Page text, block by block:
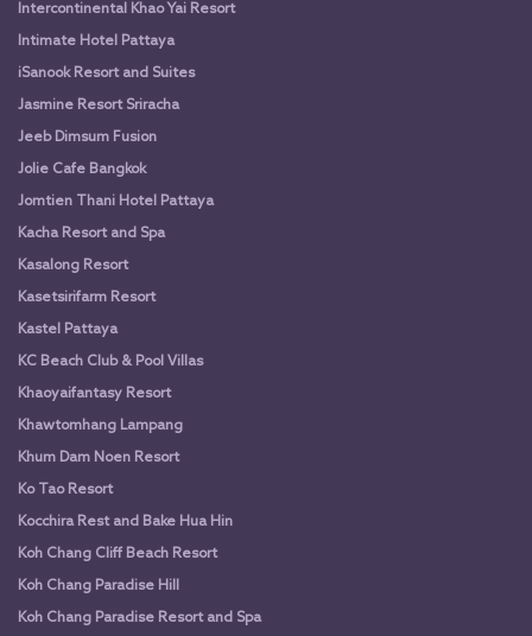
Intercontinental Khao Yai Resort
Intimate Hotel Pattaya
iSanook Resort and Suites
Jasmine Resort Sriracha
Jeeb Dimsum Fusion
Jolie Cafe Bangkok
Jomtien Thani Hotel Pattaya
Kacha Resort and Spa
Kasalong Resort
Kasetsirifarm Resort
Kastel Pattaya
KC Beach Club & Pool Villas
Khaoyaifantasy Resort
Khawtomhang Lampang
Khum Dam Noen Resort
Ko Tao Resort
Kocchira Rest and Bake Hua Hin
Koh Chang Cliff Beach Resort
Koh Chang Paradise Hill
Koh Chang Paradise Resort and Spa